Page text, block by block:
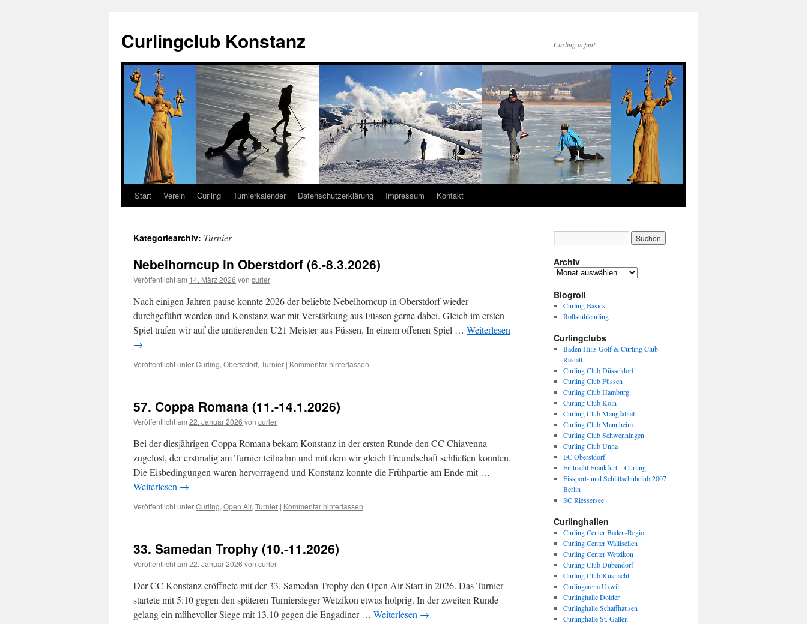
springen
Curlingclub Konstanz Curling is fun!
Start Verein Curling Turnierkalender Datenschutzerklärung Impressum Kontakt
Kategoriearchiv: Turnier
Nebelhorncup in Oberstdorf (6.-8.3.2026)
Veröffentlicht am 14. März 2026 von curler
Nach einigen Jahren pause konnte 2026 der beliebte Nebelhorncup in Oberstdorf wieder
durchgeführt werden und Konstanz war mit Verstärkung aus Füssen gerne dabei. Gleich im ersten
Spiel trafen wir auf die amtierenden U21 Meister aus Füssen. In einem offenen Spiel … Weiterlesen
→
Veröffentlicht unterCurling, Oberstdorf, Turnier | Kommentar hinterlassen
57. Coppa Romana (11.-14.1.2026)
Veröffentlicht am 22. Januar 2026 von curler
Bei der diesjährigen Coppa Romana bekam Konstanz in der ersten Runde den CC Chiavenna
zugelost, der erstmalig am Turnier teilnahm und mit dem wir gleich Freundschaft schließen konnten.
Die Eisbedingungen waren hervorragend und Konstanz konnte die Frühpartie am Ende mit …
Weiterlesen →
Veröffentlicht unterCurling, Open Air, Turnier | Kommentar hinterlassen
33. Samedan Trophy (10.-11.2026)
Veröffentlicht am 22. Januar 2026 von curler
Der CC Konstanz eröffnete mit der 33. Samedan Trophy den Open Air Start in 2026. Das Turnier
startete mit 5:10 gegen den späteren Turniersieger Wetzikon etwas holprig. In der zweiten Runde
gelang ein mühevoller Siege mit 13.10 gegen die Engadiner … Weiterlesen →
Archiv
Archiv
Blogroll
Curling Basics
Rollstuhlcurling
Curlingclubs
Baden Hills Golf & Curling Club
Rastatt
Curling Club Düsseldorf
Curling Club Füssen
Curling Club Hamburg
Curling Club Köln
Curling Club Mangfalltal
Curling Club Mannheim
Curling Club Schwenningen
Curling Club Unna
EC Oberstdorf
Eintracht Frankfurt – Curling
Eissport- und Schlittschuhclub 2007
Berlin
SC Riessersee
Curlinghallen
Curling Center Baden-Regio
Curling Center Wallisellen
Curling Center Wetzikon
Curling Club Dübendorf
Curling Club Küsnacht
Curlingarena Uzwil
Curlinghalle Dolder
Curlinghalle Schaffhausen
Curlinghalle St. Gallen